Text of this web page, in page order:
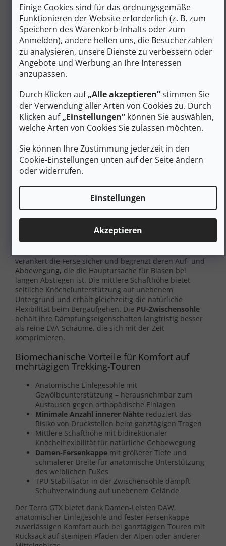
Einige Cookies sind für das ordnungsgemäße
Funktionieren der Website erforderlich (z. B. zum
Speichern des Warenkorb-Inhalts oder zum
Anmelden), andere helfen uns, die Besucherzahlen
zu analysieren, unsere Dienste zu verbessern oder
Angebote und Werbung an Ihre Interessen
anzupassen.
Durch Klicken auf„Alle akzeptieren”stimmen Sie
der Verwendung aller Arten von Cookies zu. Durch
Klicken auf„Einstellungen” können Sie auswählen,
welche Arten von Cookies Sie zulassen möchten.
Sie können Ihre Zustimmung jederzeit in den
Cookie-Einstellungen unten auf der Seite ändern
oder widerrufen.
Einstellungen
Akzeptieren
Wasserdichtigkeit und Atmungsaktivität in einem
Obermaterial aus Vollnarbenleder 2,0 mm –
abriebfest und widerstandsfähig gegen
mechanische Beschädigungen
Schaftrand aus Nubukleder für weiches
Umschließen des Knöchels ohne Hautreizungen
Direct-Injection-Konstruktion – Sohle direkt auf das
Obermaterial gespritzt für feste Verbindung ohne
Klebstoff
Der Terra GTX mit Vibram-Außensohle und GORE-TEX-
Membran deckt Bedingungen von feuchten Waldwegen
bis hin zu anspruchsvolleren felsigen Pfaden mittlerer
Schwierigkeit ab.
Ergonomie und Fußgesundheit bei
langen Wandertouren
Die anatomisch geformte herausnehmbare Einlegesohle
passt sich dem Quer- und Längsgewölbe des Fußes an
und verteilt die Belastung gleichmäßig über die gesamte
Auflagefläche. Die Obermaterial-Konstruktion wurde mit
minimaler Nahtanzahl entworfen, um die Anzahl der
Stellen zu reduzieren, an denen das Material bei
längerem Gehen drücken oder scheuern könnte. Die
damenspezifische Fersenkappeist im Vergleich zu
verankert die Ferse sicher und begrenzt deren Auf- und
Abbewegung, die die Hauptursache für Blasen bei
langen Abstiegen ist. Die mittlere Schafthöhe bietet
seitliche Knöchelunterstützung auf unebenem
Untergrund und erhält gleichzeitig die natürliche
Flexibilität beim Bergaufgehen. Die PU-Zwischensohle
behält ihre Dämpfungseigenschaften langfristig besser
als reine EVA-Schäume, die sich mit der Zeit
komprimieren.
Biomechanische Vorteile für Komfort auf
mehrtägigen Trekking-Touren
Anatomische Einlegesohle mit
Gewölbeunterstützung – herausnehmbar zum
Austausch gegen orthopädische Einlagen
Minimale Anzahl innerer Nähte reduziert das
Risiko von Druckstellen beim ganztägigen Tragen
Mittlere Schafthöhe mit bidirektionaler
Knöchelflexibilität für natürliche Gehbewegung
Damen-Fersenkappe mit größerer Tiefe und
schmalerer Breite für anatomische Unterstützung
des weiblichen Fußes
TPU-Stabilisator in der Zwischensohle dämpft
Schuhverwindung auf unebenem Gelände
Der Terra GTX bietet dank Damen-Leisten DAW,
anatomischer Einlegesohle und fester Fersenkappe
zuverlässigen Komfort auch bei ganztägigen Touren mit
Rucksack auf steinigen Pfaden der Alpen oder anderer